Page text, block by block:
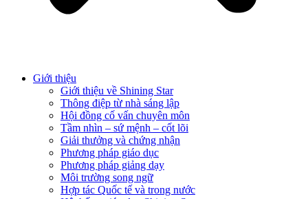
Giới thiệu
Giới thiệu về Shining Star
Thông điệp từ nhà sáng lập
Hội đồng cố vấn chuyên môn
Tầm nhìn – sứ mệnh – cốt lõi
Giải thưởng và chứng nhận
Phương pháp giáo dục
Phương pháp giảng dạy
Môi trường song ngữ
Hợp tác Quốc tế và trong nước